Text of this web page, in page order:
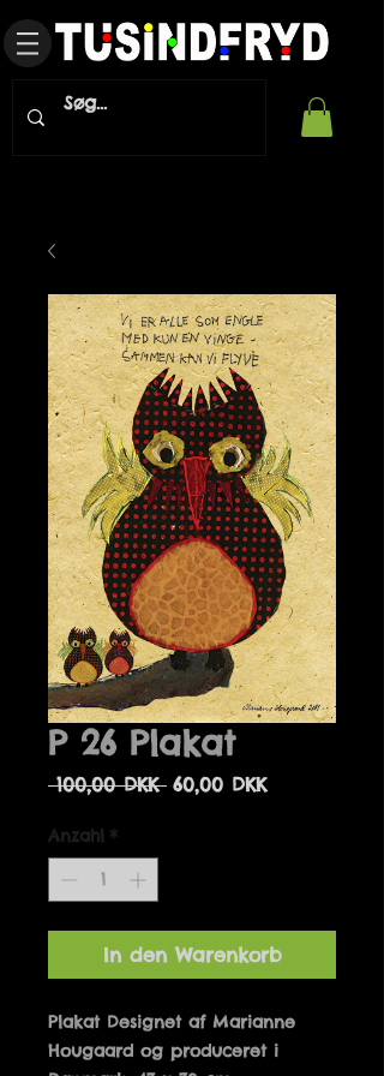
P 26 Plakat
100,00 DKK Standardpreis
60,00 DKKSale-
Anzahl *
In den Warenkorb
Plakat Designet af Marianne
Hougaard og produceret i